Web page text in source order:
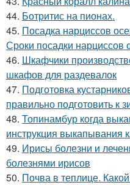
44. Ботритис на пионах.
45. Посадка нарциссов
Сроки посадки нарциссов
46. Шкафчики
шкафов для раздевалок
47. Подготовка
правильно подготовить к
48. Топинамбур когда
инструкция выкапывания
49. Ирисы болезни и
болезнями ирисов
50. Почва в теплице.